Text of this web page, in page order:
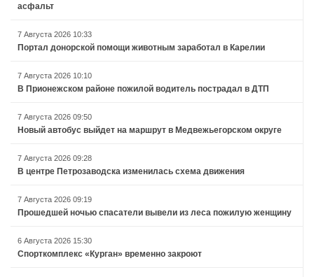
асфальт
7 Августа 2026 10:33
Портал донорской помощи животным заработал в Карелии
7 Августа 2026 10:10
В Прионежском районе пожилой водитель пострадал в ДТП
7 Августа 2026 09:50
Новый автобус выйдет на маршрут в Медвежьегорском округе
7 Августа 2026 09:28
В центре Петрозаводска изменилась схема движения
7 Августа 2026 09:19
Прошедшей ночью спасатели вывели из леса пожилую женщину
6 Августа 2026 15:30
Спорткомплекс «Курган» временно закроют